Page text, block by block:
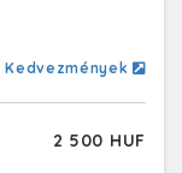
Kedvezmények
2 500 HUF